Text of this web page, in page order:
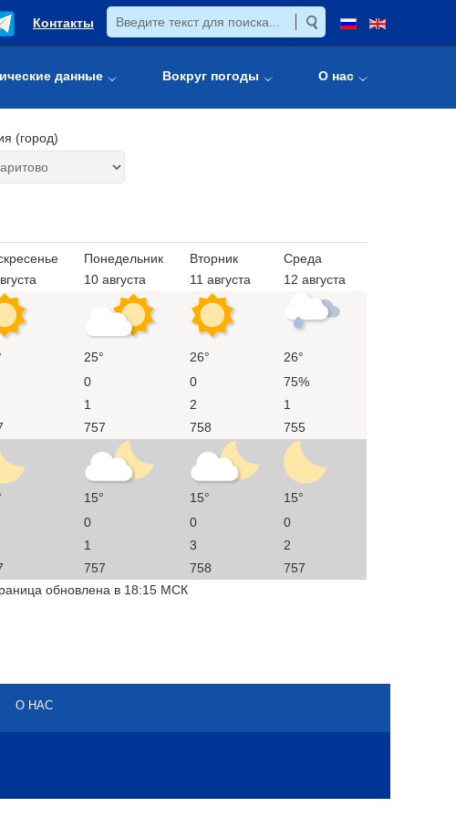
Контакты
данные Вокруг погоды О нас
(город)
Понедельник
10 августа
Вторник
11 августа
Среда
12 августа
25° 26°
26°
0 0
75%
1 2
1
757 758 755
15° 15°
15°
0 0
0
1 3
2
757 758
757
обновлена в 18:15 МСК
О НАС